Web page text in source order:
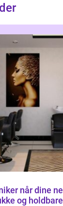
skal være
og holdbare